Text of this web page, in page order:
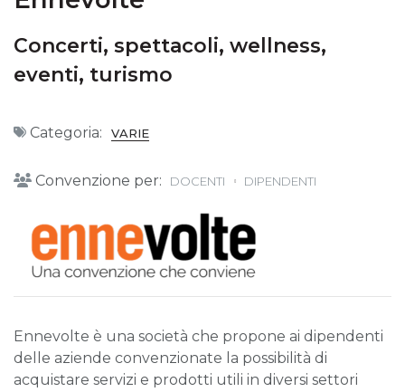
Concerti, spettacoli, wellness,
eventi, turismo
Categoria: VARIE
Convenzione per: DOCENTI DIPENDENTI
Ennevolte è una società che propone ai dipendenti
delle aziende convenzionate la possibilità di
acquistare servizi e prodotti utili in diversi settori